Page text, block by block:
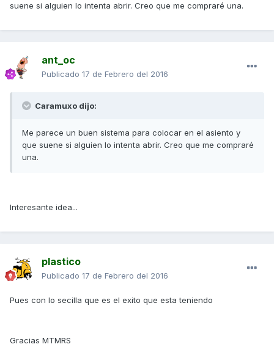
suene si alguien lo intenta abrir. Creo que me compraré una.
ant_oc
Publicado 17 de Febrero del 2016
Caramuxo dijo:
Me parece un buen sistema para colocar en el asiento y
que suene si alguien lo intenta abrir. Creo que me compraré
una.
Interesante idea...
plastico
Publicado 17 de Febrero del 2016
Pues con lo secilla que es el exito que esta teniendo
Gracias MTMRS